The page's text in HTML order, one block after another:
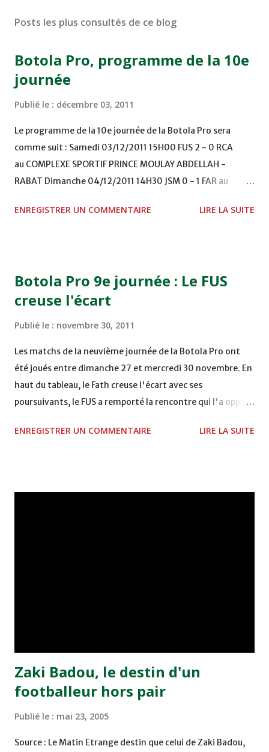
Posts les plus consultés de ce blog
Botola Pro, programme de la 10e
journée
Publié le : décembre 03, 2011
Le programme de la 10e journée de la Botola Pro sera
comme suit : Samedi 03/12/2011 15H00 FUS 2 - 0 RCA
au COMPLEXE SPORTIF PRINCE MOULAY ABDELLAH -
RABAT Dimanche 04/12/2011 14H30 JSM 0 - 1 FAR au
TERRAIN EL ABDI - EL JADIDA 16h30 OCK 0 - 1 HUSA
Mardi 06/12/2011 15H00 WAF - OCS au COMPLEXE SPORTIF
DE FES - FES WAC - MAS Reporté pour cause de finale de la
ENREGISTRER UN COMMENTAIRE LIRE LA SUITE
Botola Pro 9e journée : Le FUS
creuse l'écart
Publié le : novembre 30, 2011
Les matchs de la neuvième journée de la Botola Pro ont
été joués entre dimanche 27 et mercredi 30 novembre. En
haut du tableau, le Fath creuse l'écart avec ses
poursuivants, le FUS a remporté la rencontre qui l'a opposé
2, Badr Kachani a ouvert la marque à la 38e pour les
ENREGISTRER UN COMMENTAIRE LIRE LA SUITE
Zaki Badou, le destin d'un
footballeur hors pair
Publié le : mai 23, 2005
Source : Le Matin Etrange destin que celui de Zaki Badou,